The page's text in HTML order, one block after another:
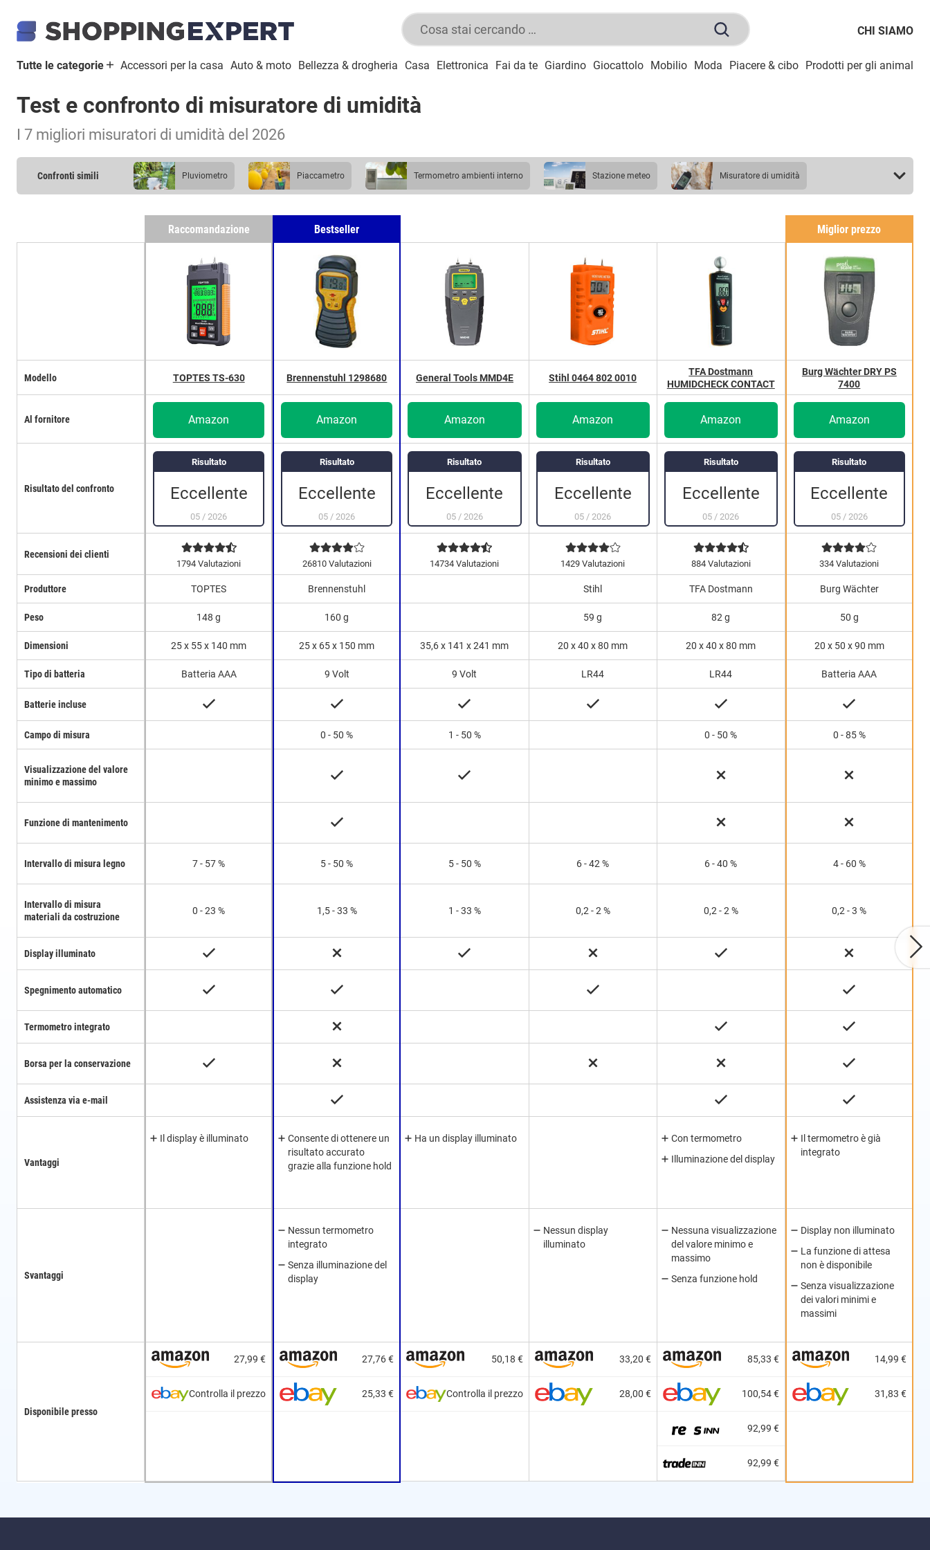
CHI SIAMO
Tutte le categorie Accessori per la casa Auto & moto Bellezza & drogheria Casa Elettronica Fai da te Giardino Giocattolo Mobilio Moda Piacere & cibo Prodotti per gli animali
Test e confronto di misuratore di umidità
I 7 migliori misuratori di umidità del 2026
Confronti simili pluviometro piaccametro termometro ambienti interno stazione meteo misuratore di umidità
Risultato del confronto
Modello
Recensioni dei clienti
Al fornitore
Disponibile presso
Produttore
Peso
Dimensioni
Tipo di batteria
Batterie incluse
Campo di misura
Visualizzazione del valore
minimo e massimo
Funzione di mantenimento
Intervallo di misura legno
Intervallo di misura
materiali da costruzione
Display illuminato
Spegnimento automatico
Termometro integrato
Borsa per la conservazione
Assistenza via e-mail
Vantaggi
Svantaggi
Raccomandazione
Risultato
Eccellente
05 / 2026
TOPTES TS-630
1794 Valutazioni
Amazon
27,99 €
Controlla il prezzo
TOPTES
148 g
25 x 55 x 140 mm
Batteria AAA
7 - 57 %
0 - 23 %
Il display è illuminato
Bestseller
Risultato
Eccellente
05 / 2026
Brennenstuhl 1298680
26810 Valutazioni
Amazon
27,76 €
25,33 €
Brennenstuhl
160 g
25 x 65 x 150 mm
9 Volt
0 - 50 %
5 - 50 %
1,5 - 33 %
Consente di ottenere un
risultato accurato
grazie alla funzione hold
Nessun termometro
integrato
Senza illuminazione del
display
Risultato
Eccellente
05/ 2026
General Tools MMD4E
14734 Valutazioni
Amazon
50,18 €
Controlla il prezzo
35,6 x 141 x 241 mm
9 Volt
1 - 50 %
5 - 50 %
1 - 33 %
Ha un display illuminato
Risultato
Eccellente
05 / 2026
Stihl 0464 802 0010
1429 Valutazioni
Amazon
33,20 €
28,00 €
Stihl
59 g
20 x 40 x 80 mm
LR44
6 - 42 %
0,2 - 2 %
Nessun display
illuminato
Risultato
Eccellente
05 / 2026
TFA Dostmann
HUMIDCHECK CONTACT
884 Valutazioni
Amazon
85,33 €
100,54 €
92,99 €
92,99 €
TFA Dostmann
82 g
20 x 40 x 80 mm
LR44
0 - 50 %
6 - 40 %
0,2 - 2 %
Con termometro
Illuminazione del display
Nessuna visualizzazione
del valore minimo e
massimo
Senza funzione hold
Miglior prezzo
Risultato
Eccellente
05/ 2026
Burg Wächter DRY PS
7400
334 Valutazioni
Amazon
14,99 €
31,83 €
Burg Wächter
50 g
20 x 50 x 90 mm
Batteria AAA
0 - 85 %
4 - 60 %
0,2 - 3 %
Il termometro è già
integrato
Display non illuminato
La funzione di attesa
non è disponibile
Senza visualizzazione
dei valori minimi e
massimi